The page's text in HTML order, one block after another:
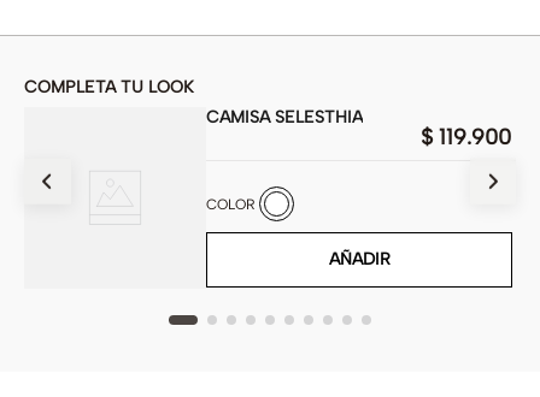
COMPLETA TU LOOK
CAMISA SELESTHIA
$ 119.900
COLOR
AÑADIR